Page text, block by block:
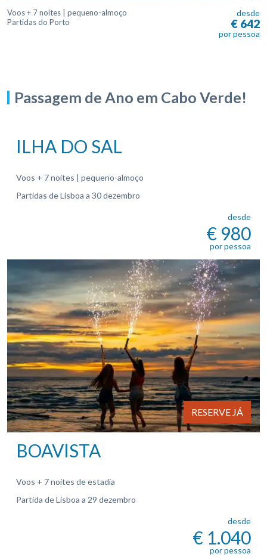
Voos + 7 noites | pequeno-almoço
Partidas do Porto
desde
€ 642
por pessoa
Passagem de Ano em Cabo Verde!
ILHA DO SAL
Voos + 7 noites | pequeno-almoço
Partidas de Lisboa a 30 dezembro
desde
€ 980
por pessoa
RESERVE JÁ
BOAVISTA
Voos + 7 noites de estadia
Partida de Lisboa a 29 dezembro
desde
€ 1.040
por pessoa